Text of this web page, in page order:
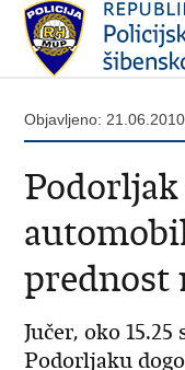
Objavljeno: 21.06.2010.
prednost
Jučer, oko
Podorljaku